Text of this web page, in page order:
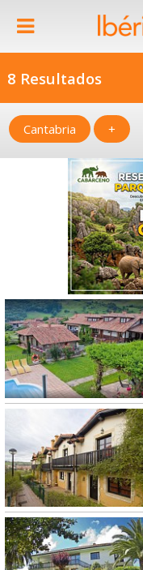
8 Resultados
Cantabria +